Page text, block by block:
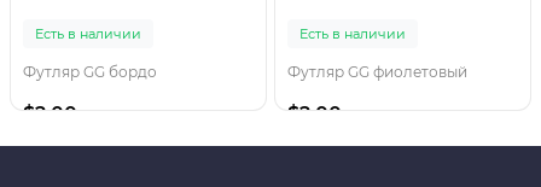
Есть в наличии
Футляр GG бордо
$2.00
Есть в наличии
Футляр GG фиолетовый
$2.00